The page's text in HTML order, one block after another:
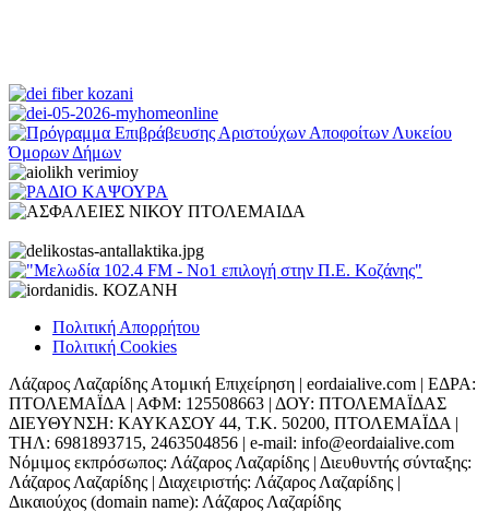
Πολιτική Απορρήτου
Πολιτική Cookies
Λάζαρος Λαζαρίδης Ατομική Επιχείρηση | eordaialive.com | ΕΔΡΑ:
ΠΤΟΛΕΜΑΪΔΑ | ΑΦΜ: 125508663 | ΔΟΥ: ΠΤΟΛΕΜΑΪΔΑΣ
ΔΙΕΥΘΥΝΣΗ: ΚΑΥΚΑΣΟΥ 44, Τ.Κ. 50200, ΠΤΟΛΕΜΑΪΔΑ |
ΤΗΛ: 6981893715, 2463504856 | e-mail: info@eordaialive.com
Νόμιμος εκπρόσωπος: Λάζαρος Λαζαρίδης | Διευθυντής σύνταξης:
Λάζαρος Λαζαρίδης | Διαχειριστής: Λάζαρος Λαζαρίδης |
Δικαιούχος (domain name): Λάζαρος Λαζαρίδης